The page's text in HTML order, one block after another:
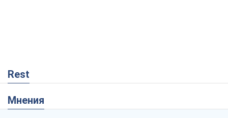
Rest
Мнения